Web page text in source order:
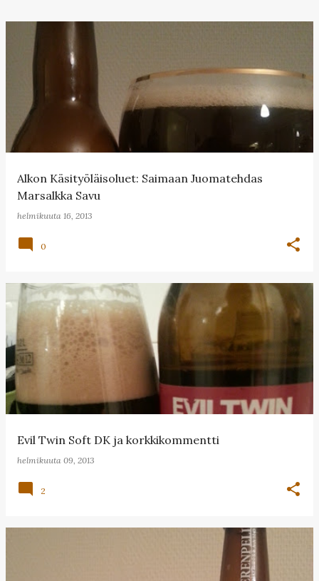
Alkon Käsityöläisoluet: Saimaan Juomatehdas
Marsalkka Savu
helmikuuta 16, 2013
0
Evil Twin Soft DK ja korkkikommentti
helmikuuta 09, 2013
2